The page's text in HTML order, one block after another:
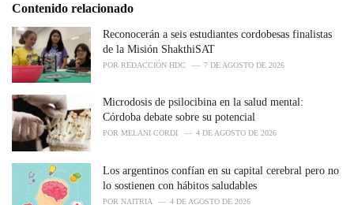
r
i
e
s
:Contenido relacionado
Reconocerán a seis estudiantes cordobesas finalistas
de la Misión ShakthiSAT
POR REDACCIÓN HDC 7 DE AGOSTO DE 2026
Microdosis de psilocibina en la salud mental:
Córdoba debate sobre su potencial
POR MELANI CORDI 4 DE AGOSTO DE 2026
Los argentinos confían en su capital cerebral pero no
lo sostienen con hábitos saludables
POR NAITRIA 4 DE AGOSTO DE 2026